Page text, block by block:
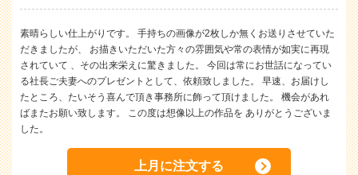
素晴らしい仕上がりです。 手持ちの画像が2枚しか無くお送りさせていた
だきましたが、 お描きいただいた方々の雰囲気や常の表情が如実に再現
されていて 、その出来栄えに驚きました。 今回は常にお世話になってい
る社長ご夫妻へのプレゼントとして、依頼致しました。 早速、お届けし
たところ、たいそう喜んで頂き事務所に飾って頂けました。 機会があれ
ばまたお願い致します。 この度は想像以上の作品を ありがとうございま
した。
上月に注文する